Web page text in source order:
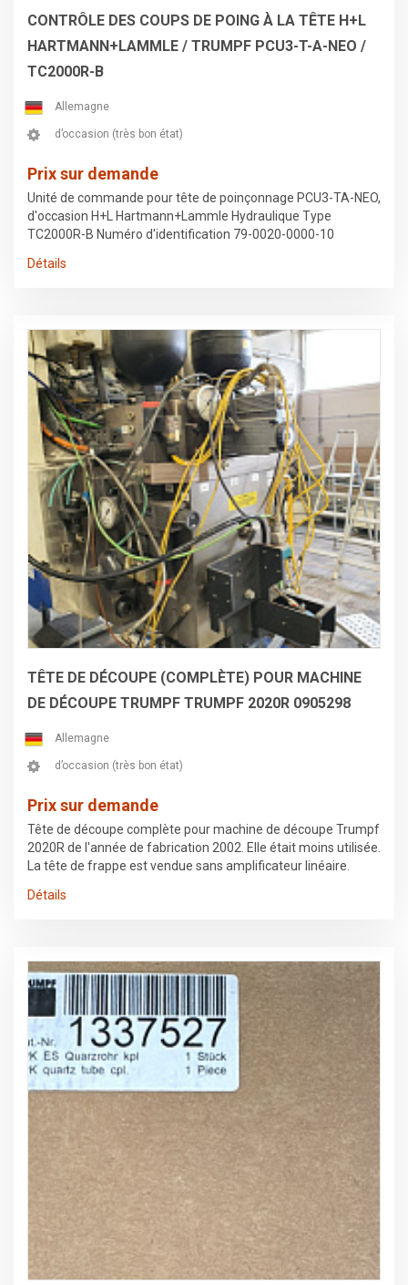
CONTRÔLE DES COUPS DE POING À LA TÊTE H+L
HARTMANN+LAMMLE / TRUMPF PCU3-T-A-NEO /
TC2000R-B
Allemagne
d’occasion (très bon état)
Prix sur demande
Unité de commande pour tête de poinçonnage PCU3-TA-NEO,
d'occasion H+L Hartmann+Lammle Hydraulique Type
TC2000R-B Numéro d'identification 79-0020-0000-10
emboutir Trumpf 2020R Sous réserve d'erreurs dans les
Détails
TÊTE DE DÉCOUPE (COMPLÈTE) POUR MACHINE
DE DÉCOUPE TRUMPF TRUMPF 2020R 0905298
Allemagne
d’occasion (très bon état)
Prix sur demande
Tête de découpe complète pour machine de découpe Trumpf
2020R de l'année de fabrication 2002. Elle était moins utilisée.
La tête de frappe est vendue sans amplificateur linéaire.
préalable.
Détails